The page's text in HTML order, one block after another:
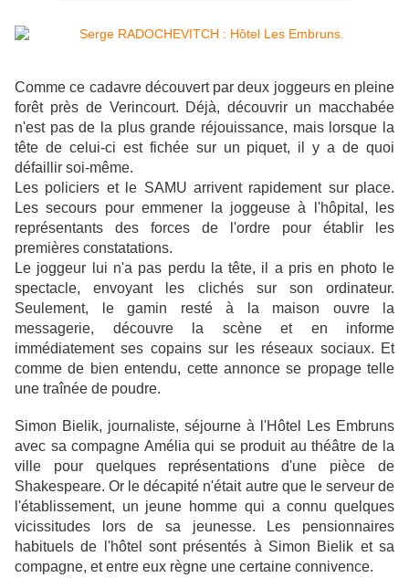
Comme ce cadavre découvert par deux joggeurs en pleine
forêt près de Verincourt. Déjà, découvrir un macchabée
n'est pas de la plus grande réjouissance, mais lorsque la
tête de celui-ci est fichée sur un piquet, il y a de quoi
défaillir soi-même.
Les policiers et le SAMU arrivent rapidement sur place.
Les secours pour emmener la joggeuse à l'hôpital, les
représentants des forces de l'ordre pour établir les
premières constatations.
Le joggeur lui n'a pas perdu la tête, il a pris en photo le
spectacle, envoyant les clichés sur son ordinateur.
Seulement, le gamin resté à la maison ouvre la
messagerie, découvre la scène et en informe
immédiatement ses copains sur les réseaux sociaux. Et
comme de bien entendu, cette annonce se propage telle
une traînée de poudre.
Simon Bielik, journaliste, séjourne à l'Hôtel Les Embruns
avec sa compagne Amélia qui se produit au théâtre de la
ville pour quelques représentations d'une pièce de
Shakespeare. Or le décapité n'était autre que le serveur de
l'établissement, un jeune homme qui a connu quelques
vicissitudes lors de sa jeunesse. Les pensionnaires
habituels de l'hôtel sont présentés à Simon Bielik et sa
compagne, et entre eux règne une certaine connivence.